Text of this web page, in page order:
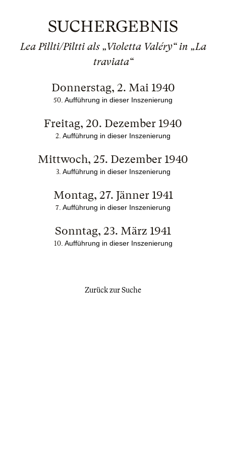
SUCHERGEBNIS
Lea Pillti/Piltti als „Violetta Valéry“ in „La
traviata“
Donnerstag, 2. Mai 1940
50 . Aufführung in dieser Inszenierung
Freitag, 20. Dezember 1940
2 . Aufführung in dieser Inszenierung
Mittwoch, 25. Dezember 1940
3. Aufführung in dieser Inszenierung
Montag, 27. Jänner 1941
7 . Aufführung in dieser Inszenierung
Sonntag, 23. März 1941
10. Aufführung in dieser Inszenierung
Zurück zur Suche